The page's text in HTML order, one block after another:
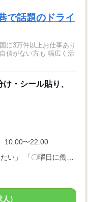
で話題のドライ
に3万件以上お仕事あり
信がない方も 幅広く活
・シール貼り、
10:00〜22:00
【自己申告シフト】 「平日だけ働きたい」 「〇曜日に働きたい」 など、働き方は自分で選べます。 曜日・時間についてのご希望も 面談の際に教えてくださいね。 ※こちらは中型以上のお仕事の例です
）